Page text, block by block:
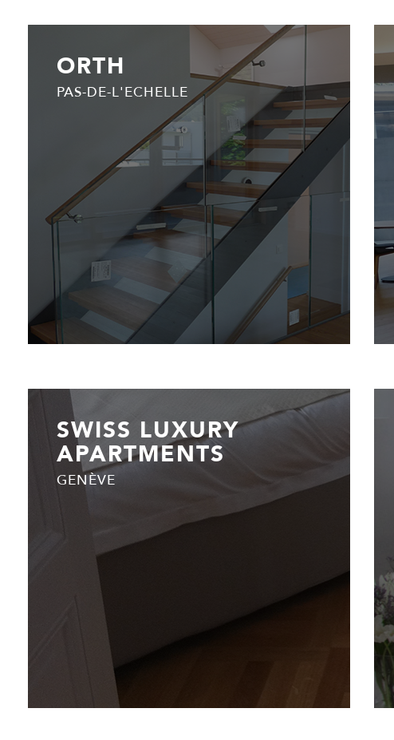
ORTH
PAS-DE-L'ECHELLE
SWISS LUXURY
APARTMENTS
GENÈVE